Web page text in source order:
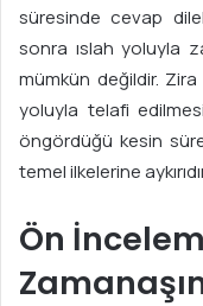
süresinde cevap
sonra ıslah yoluyla
mümkün değildir. Zira
yoluyla telafi
öngördüğü kesin
temel ilkelerine
Ön